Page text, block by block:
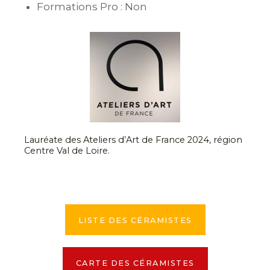
Formations Pro : Non
Lauréate des Ateliers d’Art de France 2024, région
Centre Val de Loire.
LISTE DES CÉRAMISTES
CARTE DES CÉRAMISTES